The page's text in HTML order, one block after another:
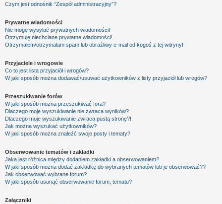
Czym jest odnośnik “Zespół administracyjny”?
Prywatne wiadomości
Nie mogę wysyłać prywatnych wiadomości!
Otrzymuję niechciane prywatne wiadomości!
Otrzymałem/otrzymałam spam lub obraźliwy e-mail od kogoś z tej witryny!
Przyjaciele i wrogowie
Co to jest lista przyjaciół i wrogów?
W jaki sposób można dodawać/usuwać użytkowników z listy przyjaciół lub wrogów?
Przeszukiwanie forów
W jaki sposób można przeszukiwać fora?
Dlaczego moje wyszukiwanie nie zwraca wyników?
Dlaczego moje wyszukiwanie zwraca pustą stronę?!
Jak można wyszukać użytkowników?
W jaki sposób można znaleźć swoje posty i tematy?
Obserwowanie tematów i zakładki
Jaka jest różnica między dodaniem zakładki a obserwowaniem?
W jaki sposób można dodać zakładkę do wybranych tematów lub je obserwować??
Jak obserwować wybrane forum?
W jaki sposób usunąć obserwowanie forum, tematu?
Załączniki